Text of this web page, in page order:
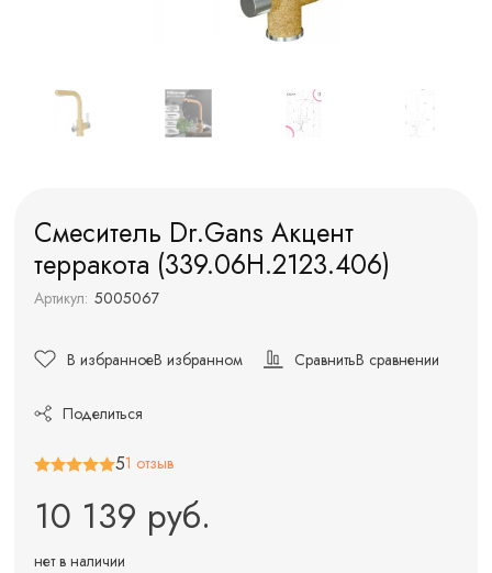
Смеситель Dr.Gans Акцент
терракота (339.06H.2123.406)
Артикул: 5005067
В избранноеВ избранном СравнитьВ сравнении
Поделиться
51 отзыв
10 139 руб.
нет в наличии